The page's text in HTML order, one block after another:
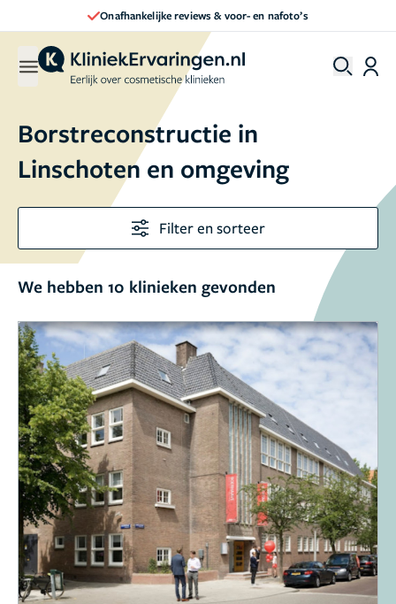
Onafhankelijke reviews & voor- en nafoto’s
Borstreconstructie in
Linschoten en omgeving
Filter en sorteer
We hebben 10 klinieken gevonden